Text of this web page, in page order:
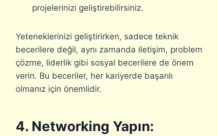
projelerinizi geliştirebilirsiniz.
Yeteneklerinizi geliştirirken, sadece teknik
becerilere değil, aynı zamanda iletişim, problem
çözme, liderlik gibi sosyal becerilere de önem
verin. Bu beceriler, her kariyerde başarılı
olmanız için önemlidir.
4. Networking Yapın: